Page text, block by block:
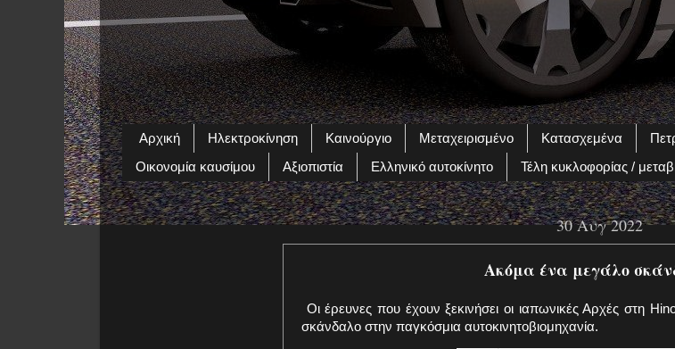
Αρχική Ηλεκτροκίνηση Καινούργιο Μεταχειρισμένο Κατασχεμένα
Οικονομία καυσίμου
Αξιοπιστία Ελληνικό αυτοκίνητο Τέλη κυκλοφορίας /
30 Αυγ 2022
Ακόμα ένα μεγάλο
Οι έρευνες που έχουν ξεκινήσει οι ιαπωνικές Αρχές στη
σκάνδαλο στην παγκόσμια αυτοκινητοβιομηχανία.